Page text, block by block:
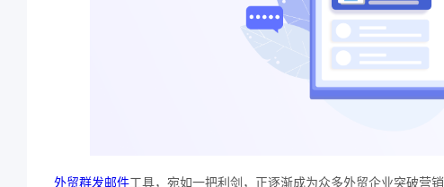
外贸群发邮件工具，宛如一把利剑，正逐渐成为众多外贸企业突破营